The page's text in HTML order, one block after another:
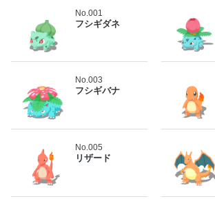
No.001
フシギダネ
No.003
フシギバナ
No.005
リザード